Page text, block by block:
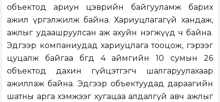
объектод ариун цэврийн байгууламж барих
ажил үргэлжилж байна. Хариуцлагагүй хандаж,
ажлыг удаашруулсан аж ахуйн нэгжүүд ч байна.
Эдгээр компаниудад хариуцлага тооцож, гэрээг
цуцалж байгаа бөгөөд 4 аймгийн 10 сумын 26
объектод дахин гүйцэтгэгч шалгаруулахаар
ажиллаж байна. Эдгээр объектуудад дараагийн
шатны арга хэмжээг хугацаа алдалгүй авч ажлыг